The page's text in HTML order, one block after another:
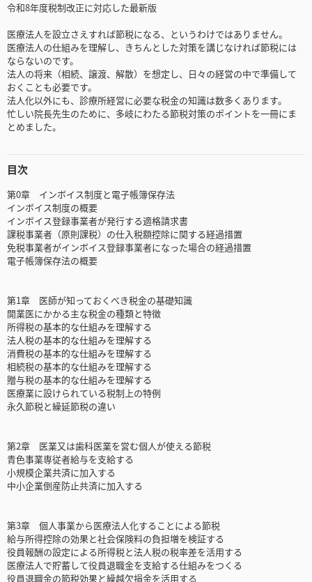
令和8年度税制改正に対応した最新版
医療法人を設立さえすれば節税になる、というわけではありません。
医療法人の仕組みを理解し、きちんとした対策を講じなければ節税には
ならないのです。
法人の将来（相続、譲渡、解散）を想定し、日々の経営の中で準備して
おくことも必要です。
法人化以外にも、診療所経営に必要な税金の知識は数多くあります。
忙しい院長先生のために、多岐にわたる節税対策のポイントを一冊にま
とめました。
目次
第0章 インボイス制度と電子帳簿保存法
インボイス制度の概要
インボイス登録事業者が発行する適格請求書
課税事業者（原則課税）の仕入税額控除に関する経過措置
免税事業者がインボイス登録事業者になった場合の経過措置
電子帳簿保存法の概要
第1章 医師が知っておくべき税金の基礎知識
開業医にかかる主な税金の種類と特徴
所得税の基本的な仕組みを理解する
法人税の基本的な仕組みを理解する
消費税の基本的な仕組みを理解する
相続税の基本的な仕組みを理解する
贈与税の基本的な仕組みを理解する
医療業に設けられている税制上の特例
永久節税と繰延節税の違い
第2章 医業又は歯科医業を営む個人が使える節税
青色事業専従者給与を支給する
小規模企業共済に加入する
中小企業倒産防止共済に加入する
第3章 個人事業から医療法人化することによる節税
給与所得控除の効果と社会保険料の負担増を検証する
役員報酬の設定による所得税と法人税の税率差を活用する
医療法人で貯蓄して役員退職金を支給する仕組みをつくる
役員退職金の節税効果と繰越欠損金を活用する